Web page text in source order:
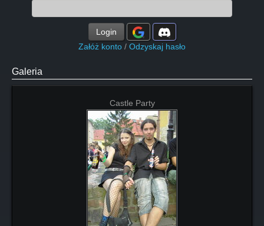
Login
Załóż konto / Odzyskaj hasło
Galeria
Castle Party